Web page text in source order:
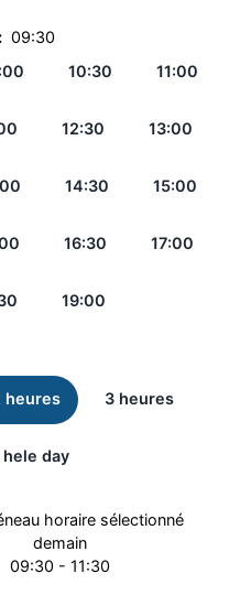
09:30
10:30 11:00
12:30 13:00
14:30 15:00
16:30 17:00
19:00
heures 3 heures
hele day
horaire sélectionné
demain
09:30 - 11:30